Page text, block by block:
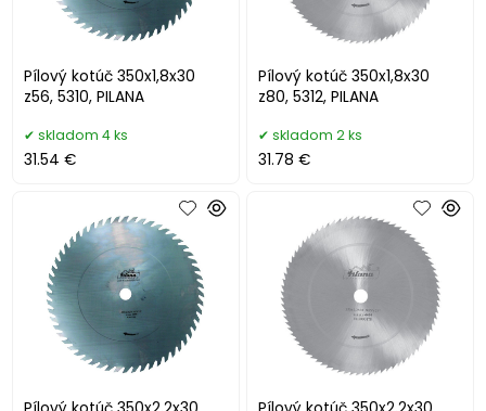
Pílový kotúč 350x1,8x30
z56, 5310, PILANA
skladom 4 ks
31.54 €
Pílový kotúč 350x1,8x30
z80, 5312, PILANA
skladom 2 ks
31.78 €